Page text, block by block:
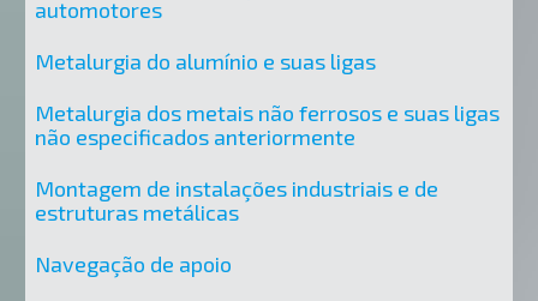
automotores
Metalurgia do alumínio e suas ligas
Metalurgia dos metais não ferrosos e suas ligas
não especificados anteriormente
Montagem de instalações industriais e de
estruturas metálicas
Navegação de apoio